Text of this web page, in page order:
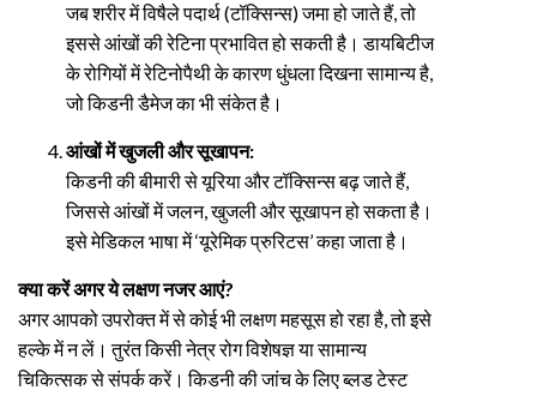
जब शरीर में विषैले पदार्थ (टॉक्सिन्स) जमा हो जाते हैं, तो
इससे आंखों की रेटिना प्रभावित हो सकती है। डायबिटीज
के रोगियों में रेटिनोपैथी के कारण धुंधला दिखना सामान्य है,
जो किडनी डैमेज का भी संकेत है।
आंखों में खुजली और सूखापन:
किडनी की बीमारी से यूरिया और टॉक्सिन्स बढ़ जाते हैं,
जिससे आंखों में जलन, खुजली और सूखापन हो सकता है।
इसे मेडिकल भाषा में ‘यूरेमिक प्रुरिटस’ कहा जाता है।
क्या करें अगर ये लक्षण नजर आएं?
अगर आपको उपरोक्त में से कोई भी लक्षण महसूस हो रहा है, तो इसे
हल्के में न लें। तुरंत किसी नेत्र रोग विशेषज्ञ या सामान्य
चिकित्सक से संपर्क करें। किडनी की जांच के लिए ब्लड टेस्ट